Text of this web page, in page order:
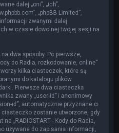
dalej „oni”, „ich”,
„phpBB Limited”,
informacji zwanymi dalej
w czasie dowolnej twojej sesji na
dwa sposoby. Po pierwsze,
do Radia, rozkodowanie, online”
kilka ciasteczek, które są
do katalogu plików
Pierwsze dwa ciasteczka
zwany „user-id” i anonimowy
id”, automatycznie przyznane ci
ciasteczko zostanie utworzone, gdy
„RADIOSTART - Kody do Radia,
używane do zapisania informacji,